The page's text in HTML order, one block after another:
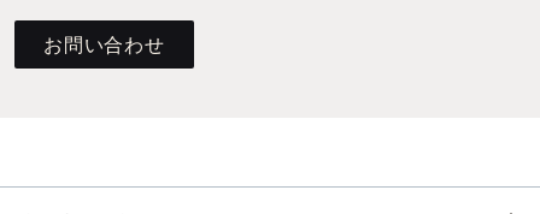
お問い合わせ